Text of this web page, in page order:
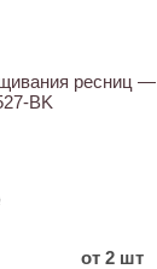
ресниц —
BK
от 2 шт